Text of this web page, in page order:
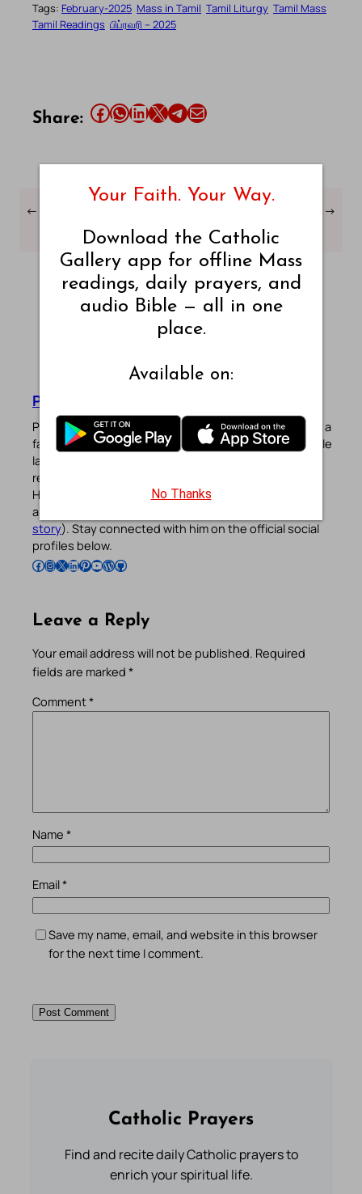
Tags: February-2025 Mass in Tamil Tamil Liturgy Tamil Mass
Tamil Readings பிப்ரவரி – 2025
Share: Share this article on Facebook Share this article on WhatsApp Share this article on LinkedIn Share this article on X Share this article on TelegramEmail this Article
←
பிப்ரவரி 7, 2025
பிப்ரவரி 8, 2025 – வ2
→
Pradeep Augustine
Pradeep Augustine is the founder of Catholic Gallery, a
faith-driven platform sharing Mass Readings in multiple
languages, prayers, quotes, catechism, Bible plans,
reflections, and other spiritual resources since 2013.
He manages the website and the official
apps alongside his professional career (
story). Stay connected with him on the official social
profiles below.
Follow Pradeep on Facebook Follow Pradeep on InstagramFollow Pradeep on X Follow Pradeep on LinkedIn Follow Pradeep on Pinterest Subscribe to Pradeep’s Youtube Channel Follow Pradeep on WordPress Follow Pradeep on GitHub
Leave a Reply
Your email address will not be published. Required
fields are marked *
Comment*
Name *
Email*
Save my name, email, and website in this browser
for the next time I comment.
Catholic Prayers
Find and recite daily Catholic prayers to
enrich your spiritual life.
Your Faith. Your Way.
Download the Catholic
Gallery app for offline Mass
readings, daily prayers, and
audio Bible — all in one
place.
Available on:
No Thanks